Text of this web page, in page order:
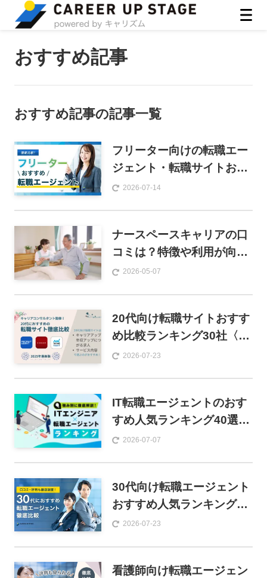
おすすめ記事
おすすめ記事の記事一覧
フリーター向けの転職エー
ジェント・転職サイトおす
すめ比較ランキング26選
2026-07-14
ナースペースキャリアの口
コミは？特徴や利用が向い
ている方も解説
2026-05-07
20代向け転職サイトおすす
め比較ランキング30社〈女
性・男性・前半・後半・未
2026-07-23
IT転職エージェントのおす
すめ人気ランキング40選！
全エンジニア向け徹底比較
2026-07-07
30代向け転職エージェント
おすすめ人気ランキング20
社【徹底比較】
2026-07-23
看護師向け転職エージェン